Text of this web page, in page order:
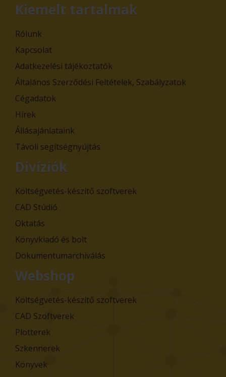
Kiemelt tartalmak
Rólunk
Kapcsolat
Adatkezelési tájékoztatók
Általános Szerződési Feltételek, Szabályzatok
Cégadatok
Hírek
Állásajánlataink
Távoli segítségnyújtás
Divíziók
Költségvetés-készítő szoftverek
CAD Stúdió
Oktatás
Könyvkiadó és bolt
Dokumentumarchiválás
Webshop
Költségvetés-készítő szoftverek
CAD Szoftverek
Plotterek
Szkennerek
Könyvek